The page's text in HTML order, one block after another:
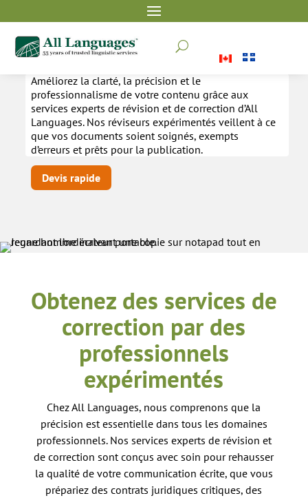
U
Révision et correction
Améliorez la clarté, la précision et le
professionnalisme de votre contenu grâce aux
services experts de révision et de correction d’All
Languages. Nos réviseurs expérimentés veillent à ce
que vos documents soient soignés, exempts
d’erreurs et prêts pour la publication.
Devis rapide
Obtenez des services de
correction par des
professionnels
expérimentés
Chez All Languages, nous comprenons que la
précision est essentielle dans tous les domaines
professionnels. Nos services experts de révision et
de correction sont conçus avec soin pour rehausser
la qualité de votre communication écrite, que vous
prépariez des contrats juridiques critiques, des